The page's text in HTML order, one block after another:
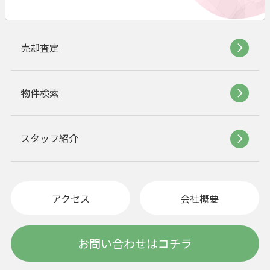
売却査定
物件検索
スタッフ紹介
アクセス 会社概要
お問い合わせはコチラ